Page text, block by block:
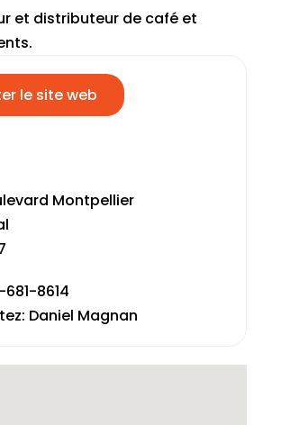
et distributeur de café et
le site web
Montpellier
681-8614
Daniel Magnan